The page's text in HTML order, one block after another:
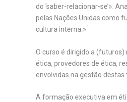
do ‘saber-relacionar-se’».
pelas Nações Unidas como
cultura interna.»
O curso é dirigido a
ética, provedores de ética,
envolvidas na gestão destas
A formação executiva em